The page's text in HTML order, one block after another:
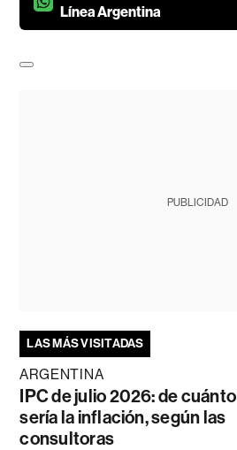
Línea Argentina
PUBLICIDAD
LAS MÁS VISITADAS
ARGENTINA
IPC de julio 2026: de cuánto
sería la inflación, según las
consultoras